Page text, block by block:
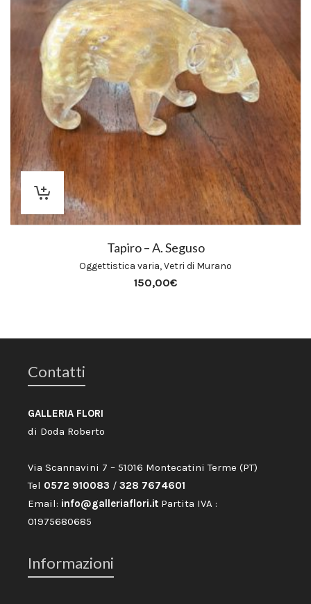
Tapiro – A. Seguso
Oggettistica varia,Vetri di Murano
150,00€
Contatti
GALLERIA FLORI
di Doda Roberto
Via Scannavini 7 – 51016 Montecatini Terme (PT)
Tel 0572 910083 / 328 7674601
Email: info@galleriaflori.it Partita IVA :
01975680685
Informazioni